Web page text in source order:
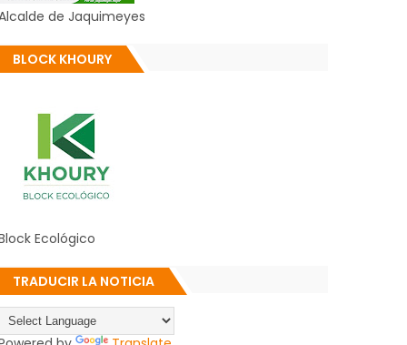
de Jaquimeyes
BLOCK KHOURY
Ecológico
TRADUCIR LA NOTICIA